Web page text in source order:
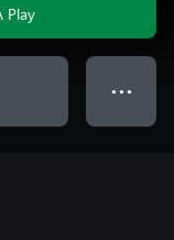
Play
● ● ●